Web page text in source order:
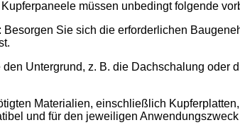
müssen unbedingt folgende
Sie sich die erforderlichen
Untergrund, z. B. die Dachschalung
Materialien, einschließlich
und für den jeweiligen